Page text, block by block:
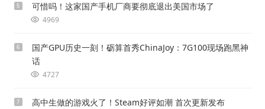
5 可惜吗！这家国产手机厂商要彻底退出美国市场了
4969
6
国产GPU历史一刻！砺算首秀ChinaJoy：7G100现场跑黑神
话
4727
7 高中生做的游戏火了！Steam好评如潮 首次更新发布